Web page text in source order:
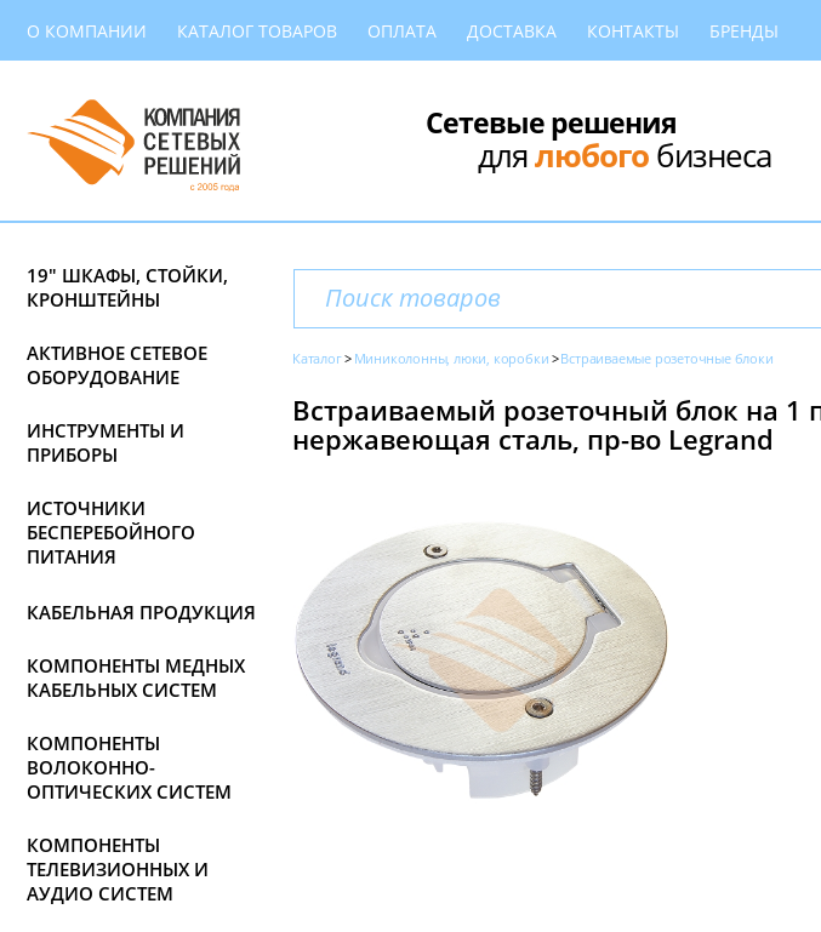
О КОМПАНИИ КАТАЛОГ ТОВАРОВ ОПЛАТА ДОСТАВКА КОНТАКТЫ БРЕНДЫ
Сетевые решения
длялюбогобизнеса
19" ШКАФЫ, СТОЙКИ,
КРОНШТЕЙНЫ
АКТИВНОЕ СЕТЕВОЕ
ОБОРУДОВАНИЕ
ИНСТРУМЕНТЫ И
ПРИБОРЫ
ИСТОЧНИКИ
БЕСПЕРЕБОЙНОГО
ПИТАНИЯ
КАБЕЛЬНАЯ ПРОДУКЦИЯ
КОМПОНЕНТЫ МЕДНЫХ
КАБЕЛЬНЫХ СИСТЕМ
КОМПОНЕНТЫ
ВОЛОКОННО-
ОПТИЧЕСКИХ СИСТЕМ
КОМПОНЕНТЫ
ТЕЛЕВИЗИОННЫХ И
АУДИО СИСТЕМ
Каталог Миниколонны, люки, коробки Встраиваемые розеточные блоки
Встраиваемый розеточный блок на 1
нержавеющая сталь, пр-во Legrand